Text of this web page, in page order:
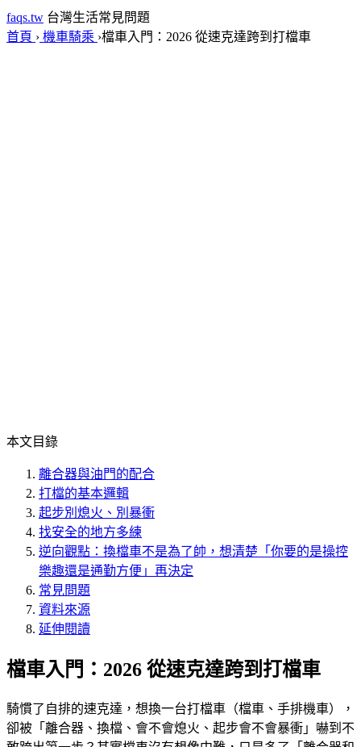
faqs.tw 台灣生活常見問題
首頁 › 機車騎乘 ›檔車入門：2026 從速克達跨到打檔車
本文目錄
離合器與油門的配合
打檔的基本邏輯
起步別熄火、別暴衝
找安全的地方多練
逆向觀點：換檔車不是為了帥，想清楚「你要的是操控
樂趣還是通勤方便」再決定
常見問題
資料來源
延伸閱讀
檔車入門：2026 從速克達跨到打檔車
騎慣了自排的速克達，想換一台打檔車（檔車、手排機車），
卻被「離合器、換檔、會不會熄火、起步會不會暴衝」嚇到不